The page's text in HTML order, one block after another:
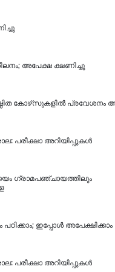
അപേക്ഷ ക്ഷണിച്ചു
കോഴ്‌സുകളില്‍ പ്രവേശനം
പരീക്ഷാ അറിയിപ്പുകൾ
ഗ്രാമപഞ്ചായത്തിലും
ഇപ്പോൾ അപേക്ഷിക്കാം
പരീക്ഷാ അറിയിപ്പുകൾ